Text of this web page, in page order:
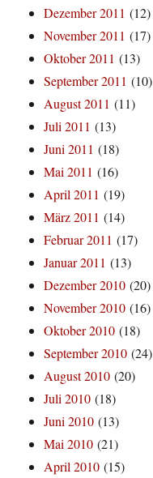
Dezember 2011 (12)
November 2011 (17)
Oktober 2011 (13)
September 2011 (10)
August 2011 (11)
Juli 2011 (13)
Juni 2011 (18)
Mai 2011 (16)
April 2011 (19)
März 2011 (14)
Februar 2011 (17)
Januar 2011 (13)
Dezember 2010 (20)
November 2010 (16)
Oktober 2010 (18)
September 2010 (24)
August 2010 (20)
Juli 2010 (18)
Juni 2010 (13)
Mai 2010 (21)
April 2010 (15)